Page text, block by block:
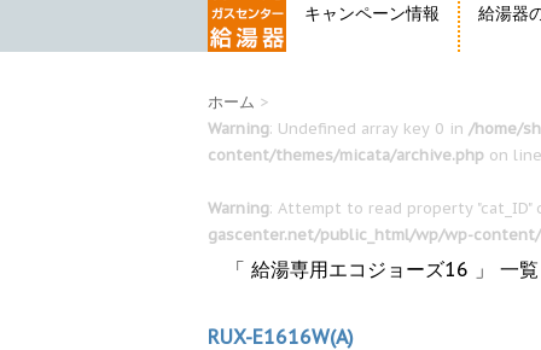
キャンペーン情報 給湯器
ホーム >
Warning: Undefined array key 0 in /home/
content/themes/micata/archive.php on line
Warning: Attempt to read property "cat_ID"
gascenter.net/public_html/wp/wp-
「 給湯専用エコジョーズ16 」 一覧
RUX-E1616W(A)